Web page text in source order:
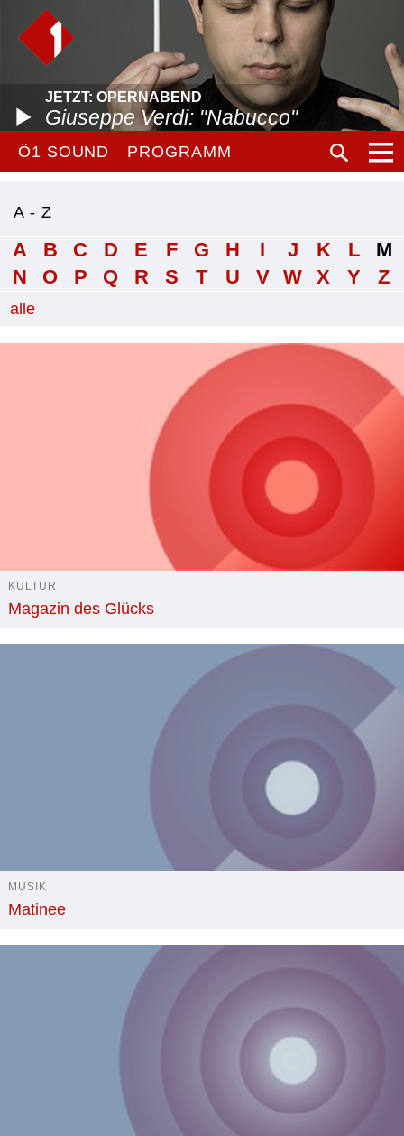
JETZT: OPERNABEND
Giuseppe Verdi: "Nabucco"
Ö1 SOUND PROGRAMM
A - Z
A B C D E F G H I J K L
M
N
O P Q R S T U V W X Y Z
alle
KULTUR
Magazin des Glücks
MUSIK
Matinee